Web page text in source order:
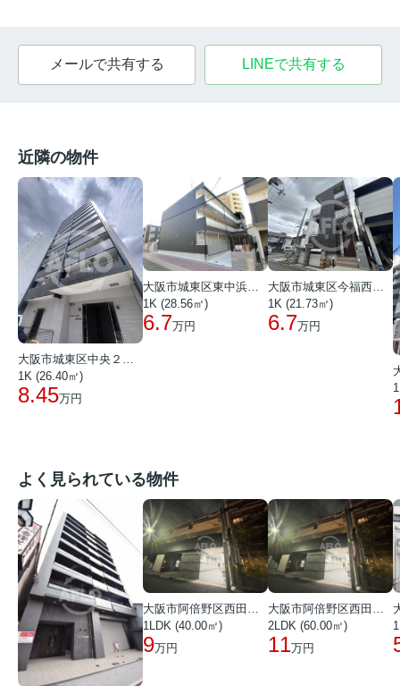
メールで共有する LINEで共有する
近隣の物件
大阪市城東区中央２丁目
1K (26.40㎡)
8.45万円
1K (28.56㎡)
6.7万円
1K (21.73㎡)
6.7万円
よく見られている物件
1LDK (40.00㎡)
9万円
2LDK (60.00㎡)
11万円